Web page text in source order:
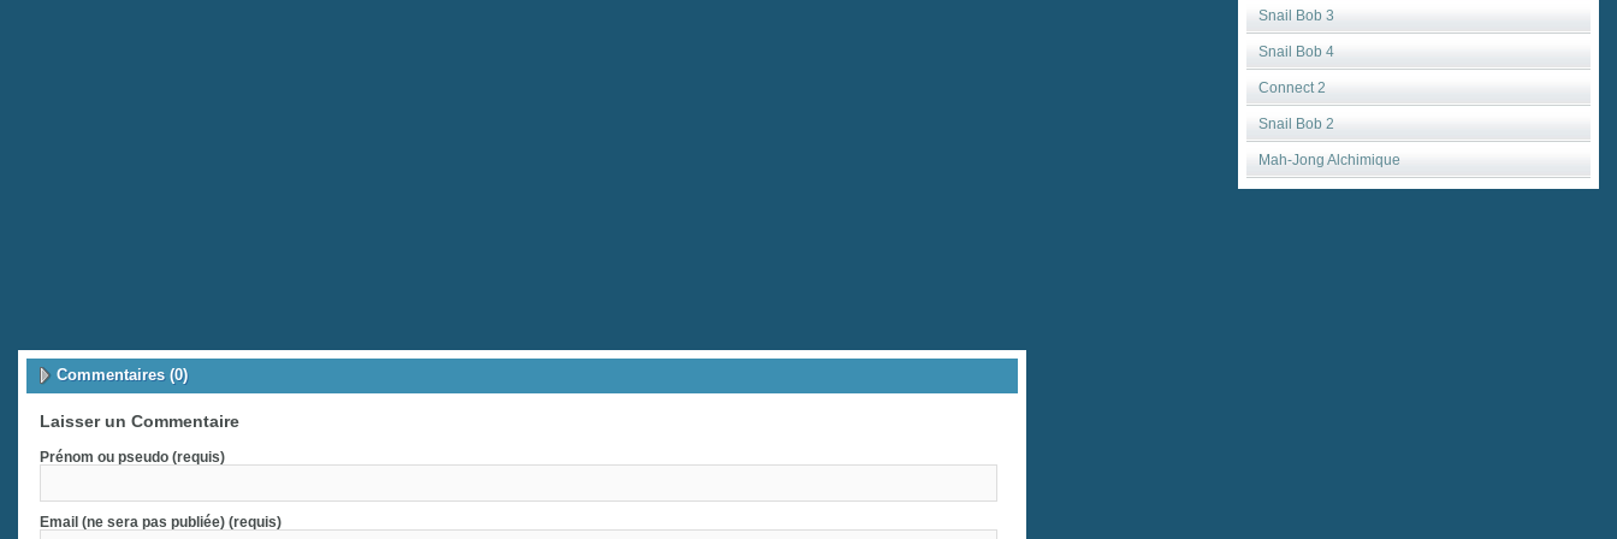
Commentaires (0)
Laisser un Commentaire
Prénom ou pseudo (requis)
Email (ne sera pas publiée) (requis)
Snail Bob 3
Snail Bob 4
Connect 2
Snail Bob 2
Mah-Jong Alchimique